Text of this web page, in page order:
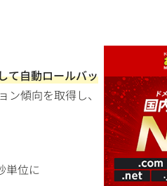
て自動ロールバッ
傾向を取得し、
単位に